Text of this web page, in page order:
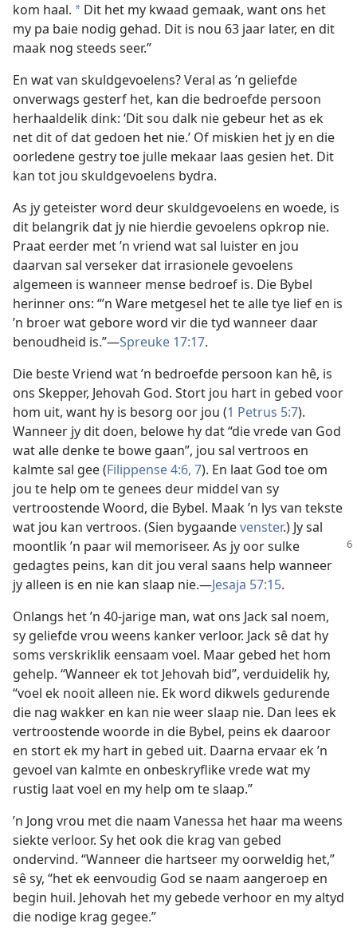
kom haal. * Dit het my kwaad gemaak, want ons het
my pa baie nodig gehad. Dit is nou 63 jaar later, en dit
maak nog steeds seer.”
En wat van skuldgevoelens? Veral as ’n geliefde
onverwags gesterf het, kan die bedroefde persoon
herhaaldelik dink: ‘Dit sou dalk nie gebeur het as ek
net dit of dat gedoen het nie.’ Of miskien het jy en die
oorledene gestry toe julle mekaar laas gesien het. Dit
kan tot jou skuldgevoelens bydra.
As jy geteister word deur skuldgevoelens en woede, is
dit belangrik dat jy nie hierdie gevoelens opkrop nie.
Praat eerder met ’n vriend wat sal luister en jou
daarvan sal verseker dat irrasionele gevoelens
algemeen is wanneer mense bedroef is. Die Bybel
herinner ons: “’n Ware metgesel het te alle tye lief en is
’n broer wat gebore word vir die tyd wanneer daar
benoudheid is.”—Spreuke 17:17.
Die beste Vriend wat ’n bedroefde persoon kan hê, is
ons Skepper, Jehovah God. Stort jou hart in gebed voor
hom uit, want hy is besorg oor jou (1 Petrus 5:7).
Wanneer jy dit doen, belowe hy dat “die vrede van God
wat alle denke te bowe gaan”, jou sal vertroos en
kalmte sal gee (Filippense 4:6, 7). En laat God toe om
jou te help om te genees deur middel van sy
vertroostende Woord, die Bybel. Maak ’n lys van tekste
wat jou kan vertroos. (Sien bygaandevenster.) Jy sal
moontlik ’n paarwil memoriseer. As jy oor sulke
gedagtes peins, kan dit jou veral saans help wanneer
jy alleen is en nie kan slaap nie.—Jesaja 57:15.
Onlangs het ’n 40-jarige man, wat ons Jack sal noem,
sy geliefde vrou weens kanker verloor. Jack sê dat hy
soms verskriklik eensaam voel. Maar gebed het hom
gehelp. “Wanneer ek tot Jehovah bid”, verduidelik hy,
“voel ek nooit alleen nie. Ek word dikwels gedurende
die nag wakker en kan nie weer slaap nie. Dan lees ek
vertroostende woorde in die Bybel, peins ek daaroor
en stort ek my hart in gebed uit. Daarna ervaar ek ’n
gevoel van kalmte en onbeskryflike vrede wat my
rustig laat voel en my help om te slaap.”
’n Jong vrou met die naam Vanessa het haar ma weens
siekte verloor. Sy het ook die krag van gebed
ondervind. “Wanneer die hartseer my oorweldig het,”
sê sy, “het ek eenvoudig God se naam aangeroep en
begin huil. Jehovah het my gebede verhoor en my altyd
die nodige krag gegee.”